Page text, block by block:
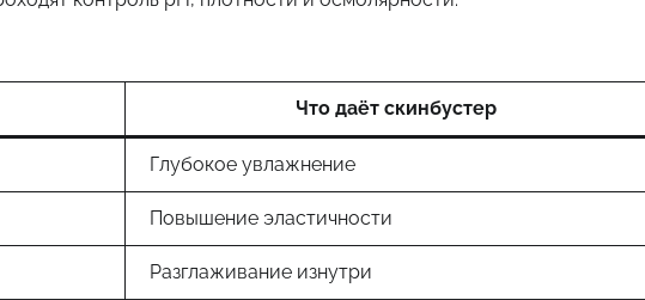
Что даёт скинбустер
Глубокое увлажнение
Повышение эластичности
Разглаживание изнутри